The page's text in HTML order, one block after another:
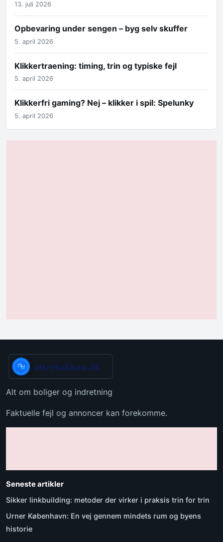
13. juli 2026
Opbevaring under sengen – byg selv skuffer
5. april 2026
Klikkertraening: timing, trin og typiske fejl
5. april 2026
Klikkerfri gaming? Nej – klikker i spil: Spelunky
5. april 2026
Alt om boliger og indretning
Faktuelle fejl og annoncer kan forekomme.
Seneste artikler
Sikker linkbuilding: metoder der virker i praksis trin for trin
Urner København: En vej gennem mindets rum og byens
historie